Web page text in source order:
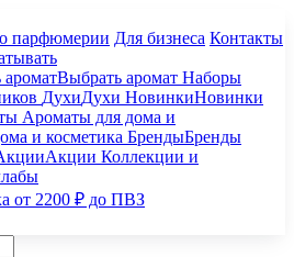
парфюмерии Для бизнеса Контакты
Выбрать аромат Наборы
ДухиДухи НовинкиНовинки
Ароматы для дома и
и косметика БрендыБренды
Акции Коллекции и
от 2200 ₽ до ПВЗ